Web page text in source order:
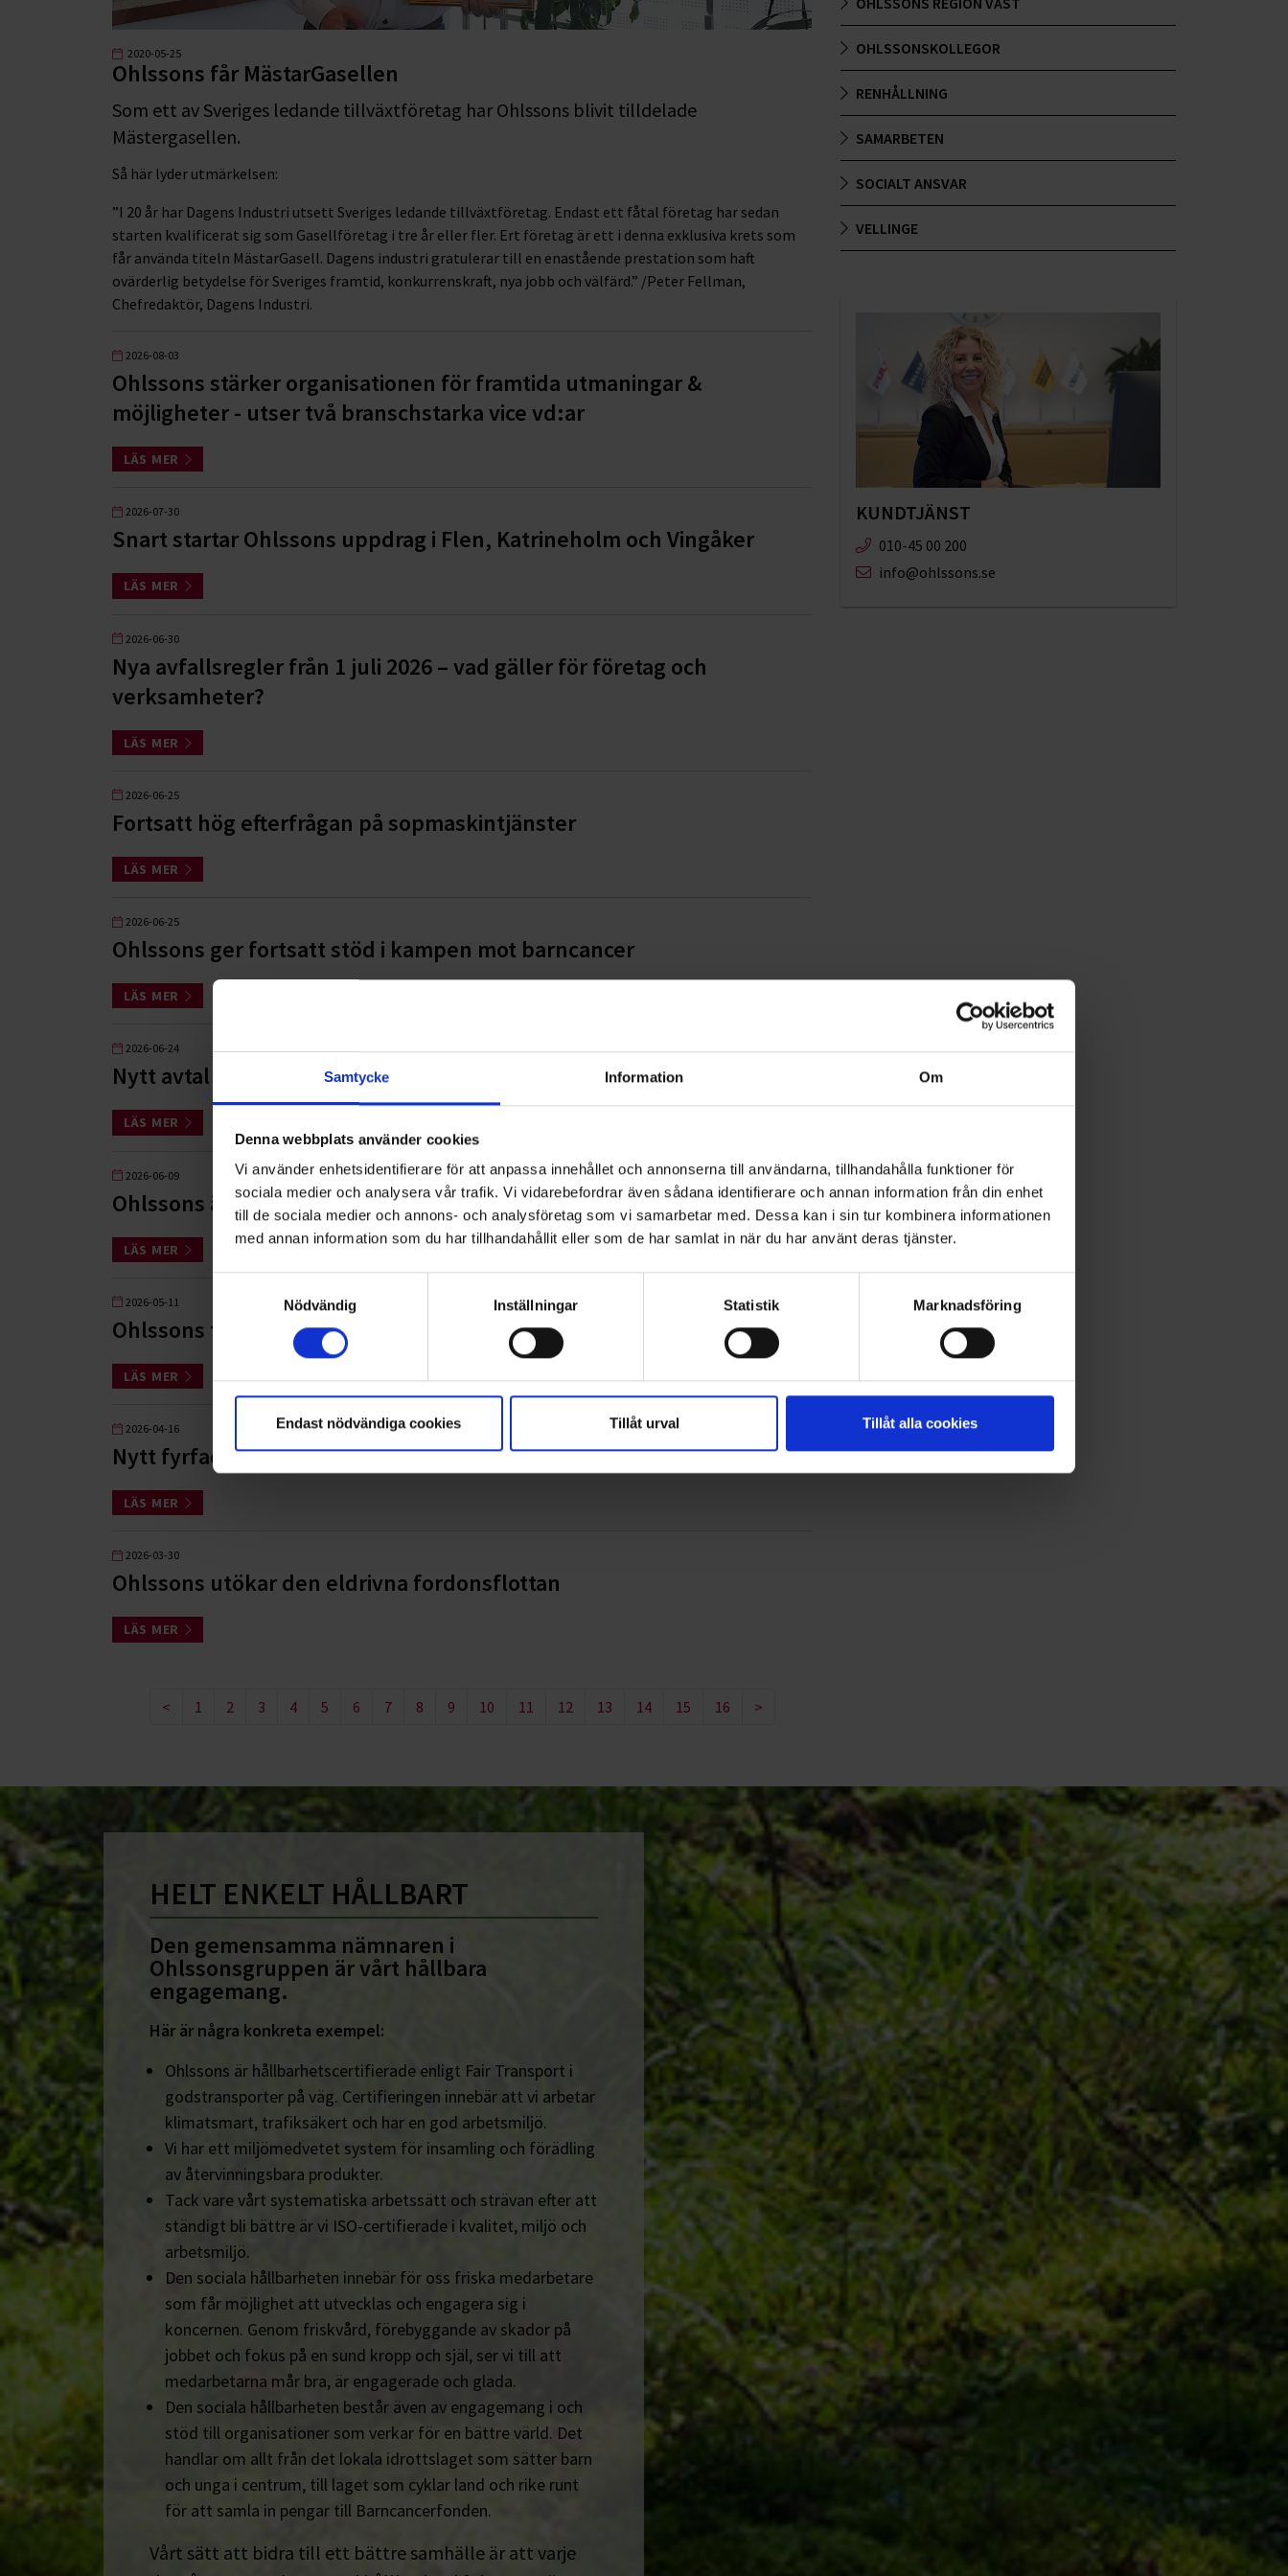
Samtycke Information Om
Denna webbplats använder cookies
Vi använder enhetsidentifierare för att anpassa innehållet och annonserna till användarna, tillhandahålla funktioner för
sociala medier och analysera vår trafik. Vi vidarebefordrar även sådana identifierare och annan information från din enhet
till de sociala medier och annons- och analysföretag som vi samarbetar med. Dessa kan i sin tur kombinera informationen
med annan information som du har tillhandahållit eller som de har samlat in när du har använt deras tjänster.
Nödvändig
Inställningar Statistik Marknadsföring
Endast nödvändiga cookies Tillåt urval Tillåt alla cookies
2020-05-25
Ohlssons får MästarGasellen
Som ett av Sveriges ledande tillväxtföretag har Ohlssons blivit tilldelade
Mästergasellen.
Så här lyder utmärkelsen:
”I 20 år har Dagens Industri utsett Sveriges ledande tillväxtföretag. Endast ett fåtal företag har sedan
starten kvalificerat sig som Gasellföretag i tre år eller fler. Ert företag är ett i denna exklusiva krets som
får använda titeln MästarGasell. Dagens industri gratulerar till en enastående prestation som haft
ovärderlig betydelse för Sveriges framtid, konkurrenskraft, nya jobb och välfärd.” /Peter Fellman,
Chefredaktör, Dagens Industri.
2026-08-03
Ohlssons stärker organisationen för framtida utmaningar &
möjligheter - utser två branschstarka vice vd:ar
LÄS MER
2026-07-30
Snart startar Ohlssons uppdrag i Flen, Katrineholm och Vingåker
LÄS MER
2026-06-30
Nya avfallsregler från 1 juli 2026 – vad gäller för företag och
verksamheter?
LÄS MER
2026-06-25
Fortsatt hög efterfrågan på sopmaskintjänster
LÄS MER
2026-06-25
Ohlssons ger fortsatt stöd i kampen mot barncancer
LÄS MER
2026-06-24
Nytt avtal med Wåhlin Fastigheter AB
LÄS MER
2026-06-09
Ohlssons är entreprenör i Sveriges bästa avfallskommun
LÄS MER
2026-05-11
Ohlssons tilldelas Stora Åkeripriset 2026
LÄS MER
2026-04-16
Nytt fyrfacksuppdrag i Kävlinge kommun
LÄS MER
2026-03-30
Ohlssons utökar den eldrivna fordonsflottan
LÄS MER
< 1 2 3 4 5 6 7 8 9 10 11 12 13 14 15 16 >
OHLSSONSKOLLEGOR
RENHÅLLNING
SAMARBETEN
SOCIALT ANSVAR
VELLINGE
KUNDTJÄNST
010-45 00 200​
info@ohlssons.se
HELT ENKELT HÅLLBART
Den gemensamma nämnaren i
Ohlssonsgruppen är vårt hållbara
engagemang.
Här är några konkreta exempel:
Ohlssons är hållbarhetscertifierade enligt Fair Transport i
godstransporter på väg. Certifieringen innebär att vi arbetar
klimatsmart, trafiksäkert och har en god arbetsmiljö.
Vi har ett miljömedvetet system för insamling och förädling
av återvinningsbara produkter.
Tack vare vårt systematiska arbetssätt och strävan efter att
ständigt bli bättre är vi ISO-certifierade i kvalitet, miljö och
arbetsmiljö.
Den sociala hållbarheten innebär för oss friska medarbetare
som får möjlighet att utvecklas och engagera sig i
koncernen. Genom friskvård, förebyggande av skador på
jobbet och fokus på en sund kropp och själ, ser vi till att
medarbetarna mår bra, är engagerade och glada.
Den sociala hållbarheten består även av engagemang i och
stöd till organisationer som verkar för en bättre värld. Det
handlar om allt från det lokala idrottslaget som sätter barn
och unga i centrum, till laget som cyklar land och rike runt
för att samla in pengar till Barncancerfonden.
Vårt sätt att bidra till ett bättre samhälle är att varje